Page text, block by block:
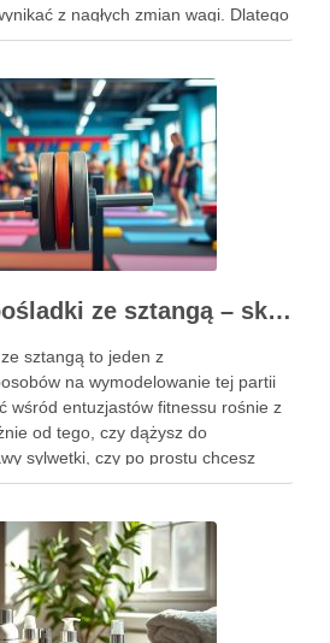
z nagłych zmian wagi. Dlatego
najmłodszych lat zadbać …
Ćwiczenia na pośladki ze sztangą – skuteczne metody i techniki treningowe
sztangą to jeden z
na wymodelowanie tej partii
wśród entuzjastów fitnessu rośnie z
od tego, czy dążysz do
sylwetki, czy po prostu chcesz
ciele, odpowiednio dobrane